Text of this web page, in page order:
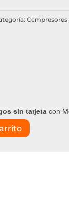
Compresores
sin tarjetacon